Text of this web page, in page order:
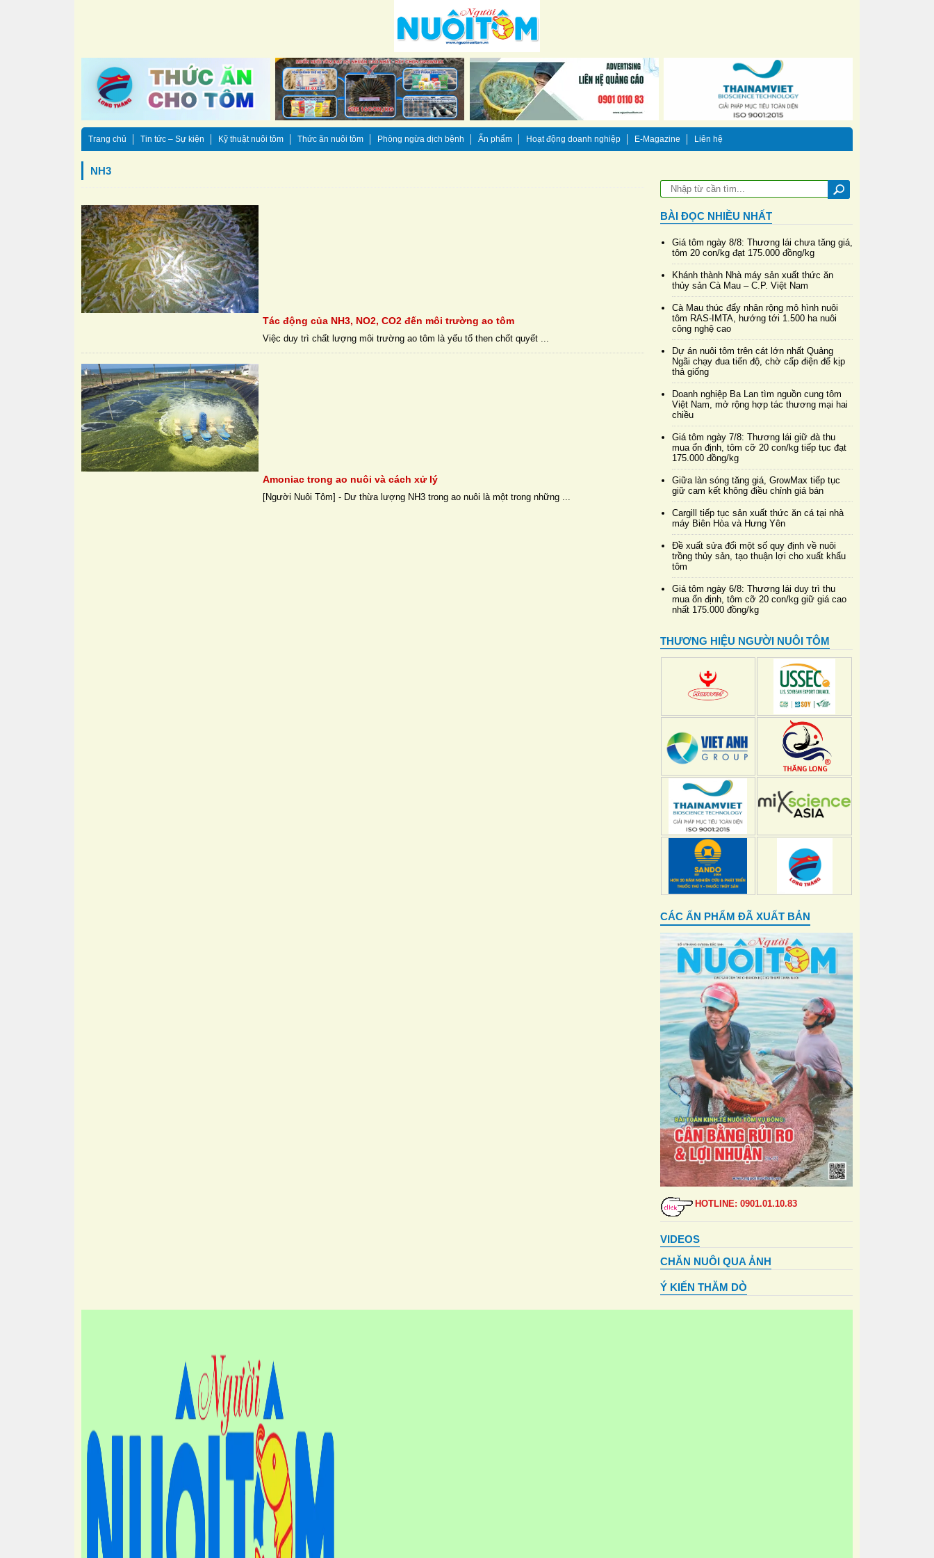
Trang chủ Tin tức – Sự kiện Kỹ thuật nuôi tôm Thức ăn nuôi tôm Phòng ngừa dịch bệnh Ấn phẩm Hoạt động doanh nghiệp E-Magazine Liên hệ
NH3
Tác động của NH3, NO2, CO2 đến môi trường ao tôm
Việc duy trì chất lượng môi trường ao tôm là yếu tố then chốt quyết ...
Amoniac trong ao nuôi và cách xử lý
[Người Nuôi Tôm] - Dư thừa lượng NH3 trong ao nuôi là một trong những ...
BÀI ĐỌC NHIỀU NHẤT
Giá tôm ngày 8/8: Thương lái chưa tăng giá,
tôm 20 con/kg đạt 175.000 đồng/kg
Khánh thành Nhà máy sản xuất thức ăn
thủy sản Cà Mau – C.P. Việt Nam
Cà Mau thúc đẩy nhân rộng mô hình nuôi
tôm RAS-IMTA, hướng tới 1.500 ha nuôi
công nghệ cao
Dự án nuôi tôm trên cát lớn nhất Quảng
Ngãi chạy đua tiến độ, chờ cấp điện để kịp
thả giống
Doanh nghiệp Ba Lan tìm nguồn cung tôm
Việt Nam, mở rộng hợp tác thương mại hai
chiều
Giá tôm ngày 7/8: Thương lái giữ đà thu
mua ổn định, tôm cỡ 20 con/kg tiếp tục đạt
175.000 đồng/kg
Giữa làn sóng tăng giá, GrowMax tiếp tục
giữ cam kết không điều chỉnh giá bán
Cargill tiếp tục sản xuất thức ăn cá tại nhà
máy Biên Hòa và Hưng Yên
Đề xuất sửa đổi một số quy định về nuôi
trồng thủy sản, tạo thuận lợi cho xuất khẩu
tôm
Giá tôm ngày 6/8: Thương lái duy trì thu
mua ổn định, tôm cỡ 20 con/kg giữ giá cao
nhất 175.000 đồng/kg
THƯƠNG HIỆU NGƯỜI NUÔI TÔM
CÁC ẤN PHẨM ĐÃ XUẤT BẢN
HOTLINE: 0901.01.10.83
VIDEOS
CHĂN NUÔI QUA ẢNH
Ý KIẾN THĂM DÒ